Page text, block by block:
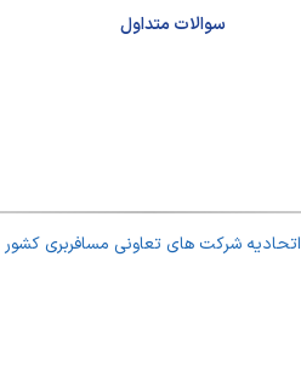
سوالات متداول
اتحادیه شرکت های تعاونی مسافربری کشور